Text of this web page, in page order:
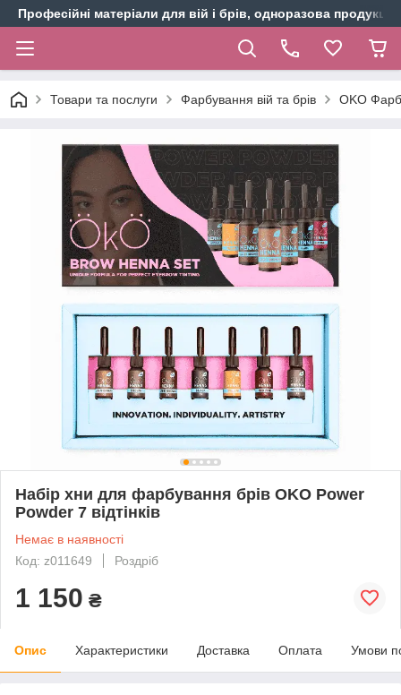
Професійні матеріали для вій і брів, одноразова продукція
Товари та послуги Фарбування вій та брів OKO
Набір хни для фарбування брів OKO Power
Powder 7 відтінків
Немає в наявності
Код: z011649
Роздріб
1 150 ₴
Опис Характеристики Доставка Оплата Умови